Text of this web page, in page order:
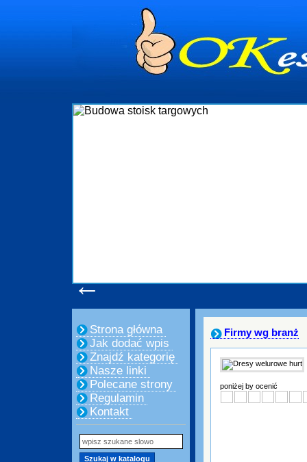
←
Strona główna
Jak dodać wpis
Znajdź kategorię
Nasze linki
Polecane strony
Regulamin
Kontakt
Firmy wg branż
poniżej by ocenić